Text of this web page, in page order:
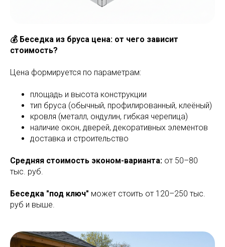
💰 Беседка из бруса цена: от чего зависит
стоимость?
Цена формируется по параметрам:
площадь и высота конструкции
тип бруса (обычный, профилированный, клеёный)
кровля (металл, ондулин, гибкая черепица)
наличие окон, дверей, декоративных элементов
доставка и строительство
Средняя стоимость эконом-варианта: от 50–80
тыс. руб.
Беседка "под ключ" может стоить от 120–250 тыс.
руб и выше.